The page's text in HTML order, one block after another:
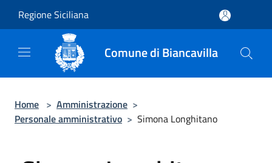
Regione Siciliana
Comune di Biancavilla
Home > Amministrazione >
Personale amministrativo > Simona Longhitano